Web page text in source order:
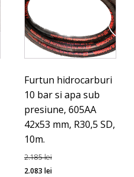
Furtun hidrocarburi
10 bar si apa sub
presiune, 605AA
42x53 mm, R30,5 SD,
10m.
2.185lei
Prețul
2.083 leiPrețul